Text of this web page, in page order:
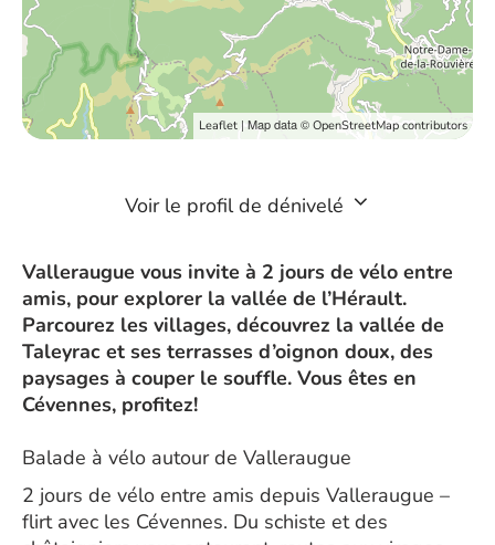
Leaflet | Map data © OpenStreetMap contributors
Voir le profil de dénivelé
Valleraugue vous invite à 2 jours de vélo entre
amis, pour explorer la vallée de l’Hérault.
Parcourez les villages, découvrez la vallée de
Taleyrac et ses terrasses d’oignon doux, des
paysages à couper le souffle. Vous êtes en
Cévennes, profitez!
Balade à vélo autour de Valleraugue
2 jours de vélo entre amis depuis Valleraugue –
flirt avec les Cévennes. Du schiste et des